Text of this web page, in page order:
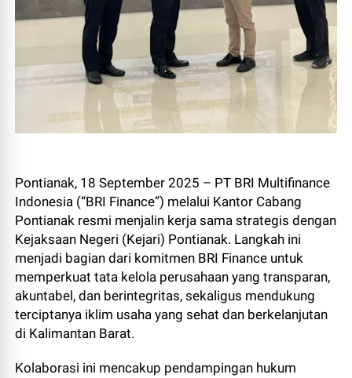
Pontianak, 18 September 2025 – PT BRI Multifinance
Indonesia (“BRI Finance”) melalui Kantor Cabang
Pontianak resmi menjalin kerja sama strategis dengan
Kejaksaan Negeri (Kejari) Pontianak. Langkah ini
menjadi bagian dari komitmen BRI Finance untuk
memperkuat tata kelola perusahaan yang transparan,
akuntabel, dan berintegritas, sekaligus mendukung
terciptanya iklim usaha yang sehat dan berkelanjutan
di Kalimantan Barat.
Kolaborasi ini mencakup pendampingan hukum